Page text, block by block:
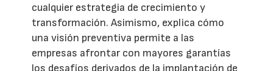
cualquier estrategia de crecimiento y
transformación. Asimismo, explica cómo
una visión preventiva permite a las
empresas afrontar con mayores garantías
los desafíos derivados de la implantación de